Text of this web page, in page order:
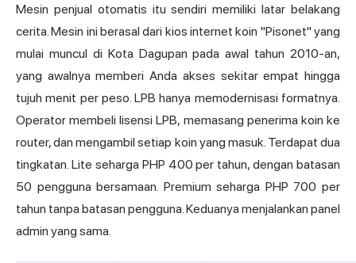
Mesin penjual otomatis itu sendiri memiliki latar belakang
cerita. Mesin ini berasal dari kios internet koin "Pisonet" yang
mulai muncul di Kota Dagupan pada awal tahun 2010-an,
yang awalnya memberi Anda akses sekitar empat hingga
tujuh menit per peso. LPB hanya memodernisasi formatnya.
Operator membeli lisensi LPB, memasang penerima koin ke
router, dan mengambil setiap koin yang masuk. Terdapat dua
tingkatan. Lite seharga PHP 400 per tahun, dengan batasan
50 pengguna bersamaan. Premium seharga PHP 700 per
tahun tanpa batasan pengguna. Keduanya menjalankan panel
admin yang sama.